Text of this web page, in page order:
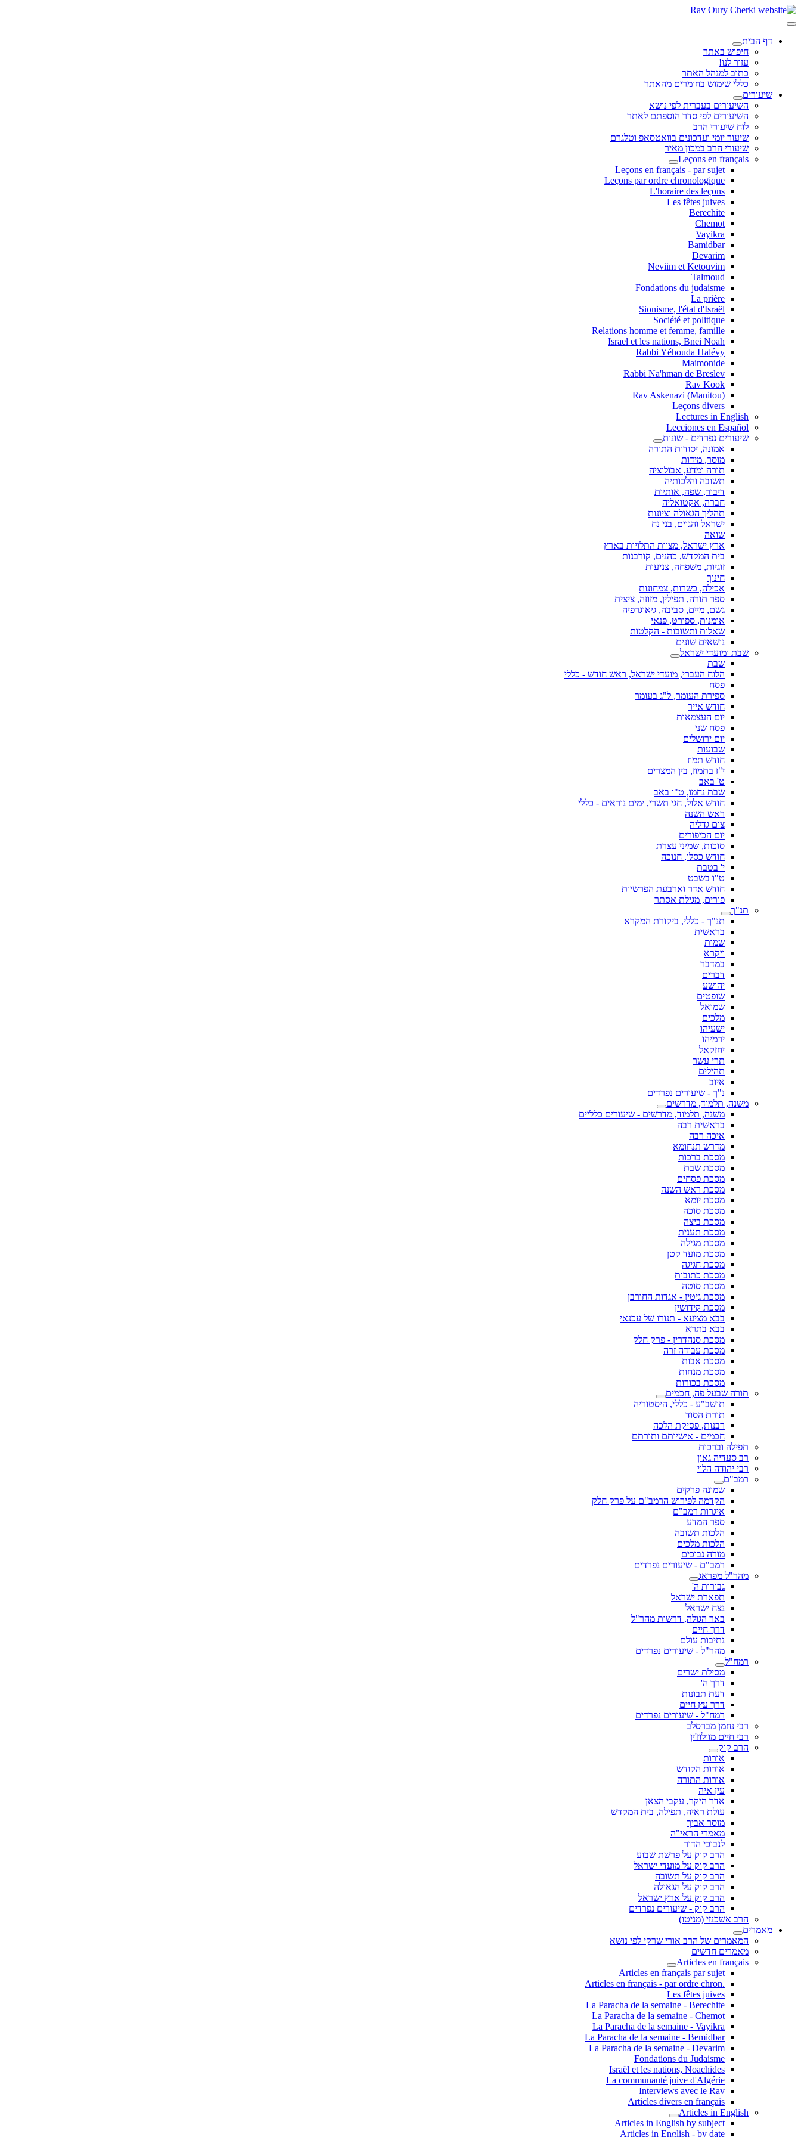
דף הבית
חיפוש באתר
עזור לנו!
כתוב למנהל האתר
כללי שימוש בחומרים מהאתר
שיעורים
השיעורים בעברית לפי נושא
השיעורים לפי סדר הוספתם לאתר
לוח שיעורי הרב
שיעור יומי ועדכונים בוואטסאפ וטלגרם
שיעורי הרב במכון מאיר
Leçons en français
Leçons en français - par sujet
Leçons par ordre chronologique
L'horaire des leçons
Les fêtes juives
Berechite
Chemot
Vayikra
Bamidbar
Devarim
Neviim et Ketouvim
Talmoud
Fondations du judaisme
La prière
Sionisme, l'état d'Israël
Société et politique
Relations homme et femme, famille
Israel et les nations, Bnei Noah
Rabbi Yéhouda Halévy
Maimonide
Rabbi Na'hman de Breslev
Rav Kook
(Rav Askenazi (Manitou
Leçons divers
Lectures in English
Lecciones en Español
שיעורים נפרדים - שונות
אמונה, יסודות התורה
מוסר, מידות
תורה ומדע, אבולוציה
תשובה והלכותיה
דיבור, שפה, אותיות
חברה, אקטואליה
תהליך הגאולה וציונות
ישראל והגוים, בני נח
שואה
ארץ ישראל, מצוות התלויות בארץ
בית המקדש, כהנים, קורבנות
זוגיות, משפחה, צניעות
חינוך
אכילה, כשרות, צמחונות
ספר תורה, תפילין, מזוזה, ציצית
גשם, מיים, סביבה, גיאוגרפיה
אומנות, ספורט, פנאי
שאלות ותשובות - הקלטות
נושאים שונים
שבת ומועדי ישראל
שבת
הלוח העברי, מועדי ישראל, ראש חודש - כללי
פסח
ספירת העומר, ל"ג בעומר
חודש אייר
יום העצמאות
פסח שני
יום ירושלים
שבועות
חודש תמוז
י"ז בתמוז, בין המצרים
ט' באב
שבת נחמו, ט"ו באב
חודש אלול, חגי תשרי, ימים נוראים - כללי
ראש השנה
צום גדליה
יום הכיפורים
סוכות, שמיני עצרת
חודש כסלו, חנוכה
י' בטבת
ט"ו בשבט
חודש אדר וארבעת הפרשיות
פורים, מגילת אסתר
תנ"ך
תנ"ך - כללי, ביקורת המקרא
בראשית
שמות
ויקרא
במדבר
דברים
יהושע
שופטים
שמואל
מלכים
ישעיהו
ירמיהו
יחזקאל
תרי עשר
תהילים
איוב
נ"ך - שיעורים נפרדים
משנה, תלמוד, מדרשים
משנה, תלמוד, מדרשים - שיעורים כלליים
בראשית רבה
איכה רבה
מדרש תנחומא
מסכת ברכות
מסכת שבת
מסכת פסחים
מסכת ראש השנה
מסכת יומא
מסכת סוכה
מסכת ביצה
מסכת תענית
מסכת מגילה
מסכת מועד קטן
מסכת חגיגה
מסכת כתובות
מסכת סוטה
מסכת גיטין - אגדות החורבן
מסכת קידושין
בבא מציעא - תנורו של עכנאי
בבא בתרא
מסכת סנהדרין - פרק חלק
מסכת עבודה זרה
מסכת אבות
מסכת מנחות
מסכת בכורות
תורה שבעל פה, חכמים
תושב"ע - כללי, היסטוריה
תורת הסוד
רבנות, פסיקת הלכה
חכמים - אישיותם ותורתם
תפילה וברכות
רב סעדיה גאון
רבי יהודה הלוי
רמב"ם
שמונה פרקים
הקדמה לפירוש הרמב"ם על פרק חלק
איגרות רמב"ם
ספר המדע
הלכות תשובה
הלכות מלכים
מורה נבוכים
רמב"ם - שיעורים נפרדים
מהר"ל מפראג
גבורות ה'
תפארת ישראל
נצח ישראל
באר הגולה, דרשות מהר"ל
דרך חיים
נתיבות עולם
מהר"ל - שיעורים נפרדים
רמח"ל
מסילת ישרים
דרך ה'
דעת תבונות
דרך עץ חיים
רמח"ל - שיעורים נפרדים
רבי נחמן מברסלב
רבי חיים מוולוז'ין
הרב קוק
אורות
אורות הקודש
אורות התורה
עין איה
אדר היקר, עקבי הצאן
עולת ראיה, תפילה, בית המקדש
מוסר אביך
מאמרי הראי"ה
לנבוכי הדור
הרב קוק על פרשת שבוע
הרב קוק על מועדי ישראל
הרב קוק על תשובה
הרב קוק על הגאולה
הרב קוק על ארץ ישראל
הרב קוק - שיעורים נפרדים
הרב אשכנזי (מניטו)
מאמרים
המאמרים של הרב אורי שרקי לפי נושא
מאמרים חדשים
Articles en français
Articles en français par sujet
.Articles en français - par ordre chron
Les fêtes juives
La Paracha de la semaine - Berechite
La Paracha de la semaine - Chemot
La Paracha de la semaine - Vayikra
La Paracha de la semaine - Bemidbar
La Paracha de la semaine - Devarim
Fondations du Judaisme
Israël et les nations, Noachides
La communauté juive d'Algérie
Interviews avec le Rav
Articles divers en français
Articles in English
Articles in English by subject
Articles in English - by date